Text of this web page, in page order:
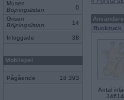
Musen
Böjningslistan
0
Grisen
Böjningslistan
14
Inloggade 38
Mobilspel
Pågående 18 393
Användare
Ruckzuck
Antal
34614